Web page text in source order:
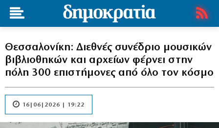
Θεσσαλονίκη: Διεθνές συνέδριο μουσικών
βιβλιοθηκών και αρχείων φέρνει στην
πόλη 300 επιστήμονες από όλο τον κόσμο
16|06|2026 | 19:22